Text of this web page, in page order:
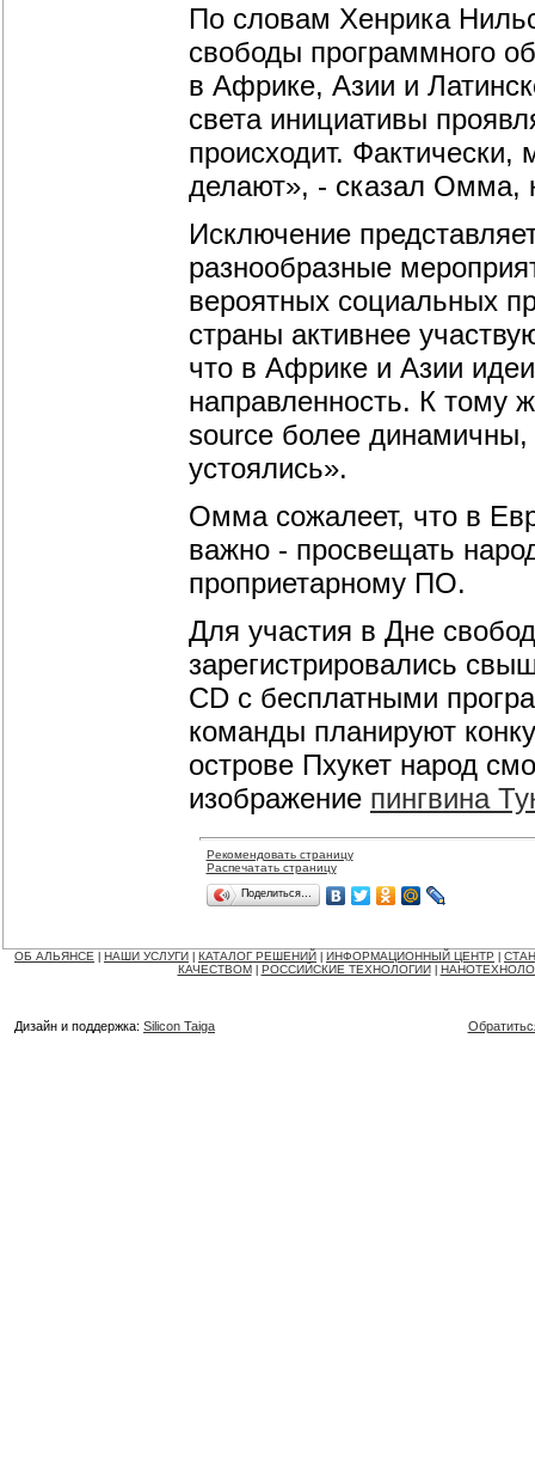
По словам Хенрика
свободы программного
в Африке, Азии и
света инициативы
происходит.
делают», - сказал Омма,
Исключение
разнообразные
вероятных социальных
страны активнее
что в Африке и Азии
направленность. К тому
source более динамичны,
устоялись».
Омма сожалеет, что в
важно - просвещать
проприетарному ПО.
Для участия в Дне
зарегистрировались
CD с бесплатными
команды планируют
острове Пхукет народ
изображение пингвина
Рекомендовать страницу
Распечатать страницу
Поделиться…
ОБ АЛЬЯНСЕ НАШИ УСЛУГИ КАТАЛОГ РЕШЕНИЙ ИНФОРМАЦИОННЫЙ ЦЕНТР
КАЧЕСТВОМ
РОССИЙСКИЕ ТЕХНОЛОГИИ
Дизайн и поддержка: Silicon Taiga